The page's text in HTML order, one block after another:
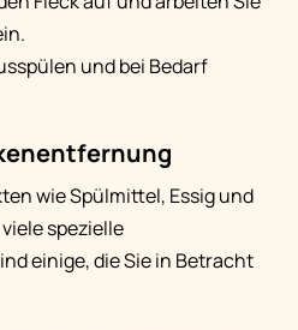
und bei Bedarf
wie Spülmittel, Essig und
spezielle
einige, die Sie in Betracht